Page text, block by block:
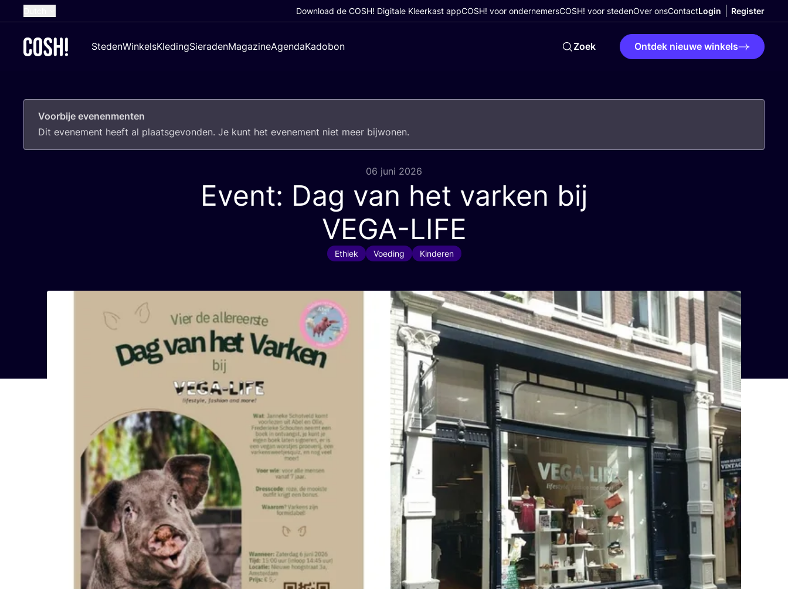
French
German
Croatian
Download de COSH! Digitale Kleerkast appCOSH! voor ondernemersCOSH! voor stedenOver onsContactLogin Register
StedenWinkelsKledingSieradenMagazineAgendaKadobon Zoek Ontdek nieuwe winkels
Voorbije evenenmenten
Dit eve­ne­ment heeft al plaats­ge­von­den. Je kunt het eve­ne­ment niet meer bijwonen.
06 juni 2026
Event: Dag van het varken bij
VEGA-LIFE
Ethiek Voeding Kinderen